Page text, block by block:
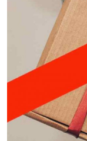
Sectorul Rîșcani
Căutați pe Internet